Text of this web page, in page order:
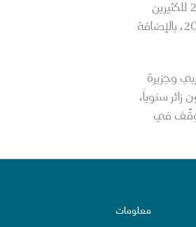
للكثيرين
تجربة ضيافة قطر وثقافتها وتراثها الأصيل. هذا ليس كل شيء، حيث ينتظرنا رزنامة فعاليات منوّعة ومميّزة مليئة بالأحداث في العام 2023، بالإضافة
وجزيرة
ستة ملايين زائر سنوياً،
في
معلومات